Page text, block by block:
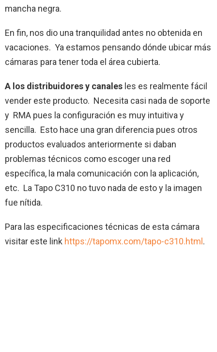
mancha negra.
En fin, nos dio una tranquilidad antes no obtenida en
vacaciones. Ya estamos pensando dónde ubicar más
cámaras para tener toda el área cubierta.
A los distribuidores y canales les es realmente fácil
vender este producto. Necesita casi nada de soporte
y RMA pues la configuración es muy intuitiva y
sencilla. Esto hace una gran diferencia pues otros
productos evaluados anteriormente si daban
problemas técnicos como escoger una red
específica, la mala comunicación con la aplicación,
etc. La Tapo C310 no tuvo nada de esto y la imagen
fue nítida.
Para las especificaciones técnicas de esta cámara
visitar este link https://tapomx.com/tapo-c310.html .